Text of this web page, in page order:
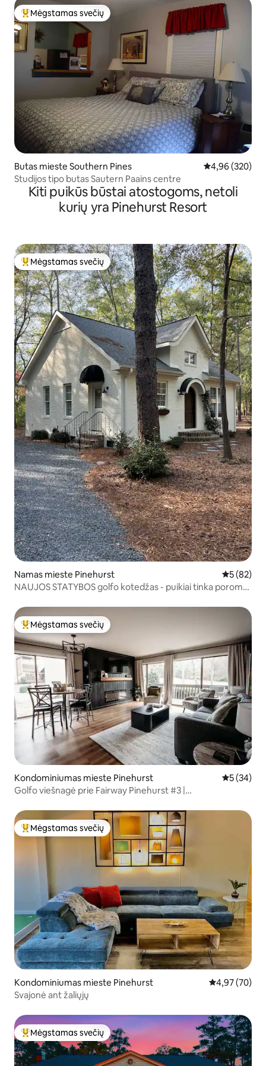
Svečių mėgstamiausias
Mėgstamas svečių
Butas mieste Southern Pines Vidutinis
4,96 (320)
Studijos tipo butas Sautern Paains centre
Kiti puikūs būstai atostogoms, netoli
kurių yra Pinehurst Resort
Svečių mėgstamiausias
Mėgstamas svečių
Namas mieste Pinehurst Vidutinis
5 (82)
NAUJOS STATYBOS golfo kotedžas - puikiai tinka poroms/
Svečių mėgstamiausias
Mėgstamas svečių
Kondominiumas mieste Pinehurst Vidutinis
5 (34)
Golfo viešnagė prie Fairway Pinehurst #3 |
Svečių mėgstamiausias
Mėgstamas svečių
Kondominiumas mieste Pinehurst Vidutinis
4,97 (70)
Svajonė ant žaliųjų
Svečių mėgstamiausias
Mėgstamas svečių